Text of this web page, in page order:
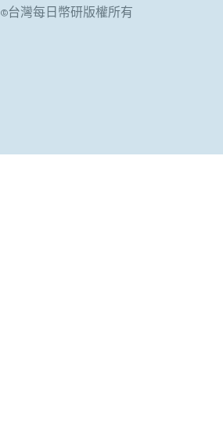
©台灣每日幣研版權所有